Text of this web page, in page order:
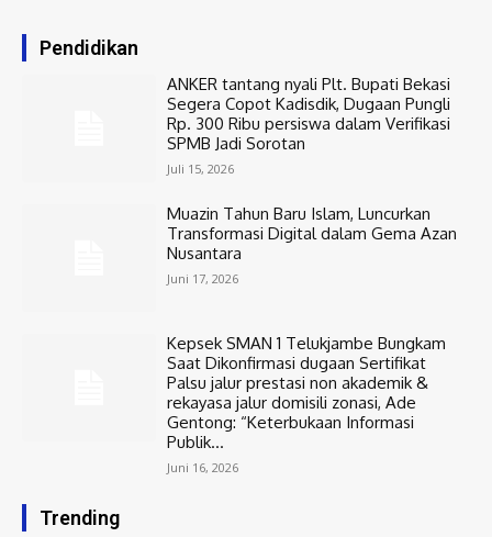
Pendidikan
ANKER tantang nyali Plt. Bupati Bekasi
Segera Copot Kadisdik, Dugaan Pungli
Rp. 300 Ribu persiswa dalam Verifikasi
SPMB Jadi Sorotan
Juli 15, 2026
Muazin Tahun Baru Islam, Luncurkan
Transformasi Digital dalam Gema Azan
Nusantara
Juni 17, 2026
Kepsek SMAN 1 Telukjambe Bungkam
Saat Dikonfirmasi dugaan Sertifikat
Palsu jalur prestasi non akademik &
rekayasa jalur domisili zonasi, Ade
Gentong: “Keterbukaan Informasi
Publik...
Juni 16, 2026
Trending